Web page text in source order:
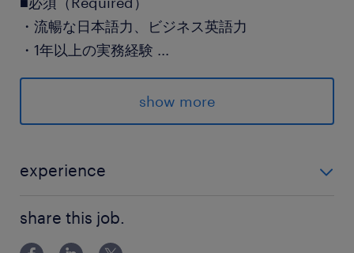
・流暢な日本語力、ビジネス英語力
・1年以上の実務経験 ...
※経験分野は、ファンドオペレーション、クライ
アントサービス、ディストリビューター（販売会
社）のオンボーディング、ファンド管理（ファン
ス業界内における関連プロダクトや投資オペレー
■歓迎（Preferred）
show more
experience
力 ・1年以上の実務経験 ※経験分野は、ファンドオペ
レーション、クライアントサービス、ディストリビュ
share this job.